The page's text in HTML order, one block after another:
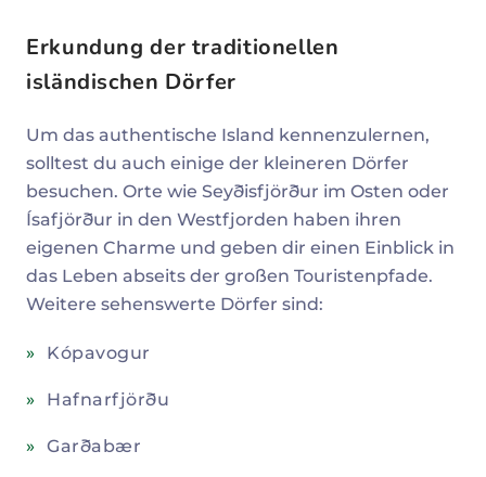
Erkundung der traditionellen
isländischen Dörfer
Um das authentische Island kennenzulernen,
solltest du auch einige der kleineren Dörfer
besuchen. Orte wie Seyðisfjörður im Osten oder
Ísafjörður in den Westfjorden haben ihren
eigenen Charme und geben dir einen Einblick in
das Leben abseits der großen Touristenpfade.
Weitere sehenswerte Dörfer sind:
Kópavogur
Hafnarfjörðu
Garðabær